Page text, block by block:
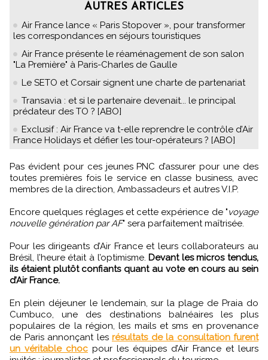
AUTRES ARTICLES
Air France lance « Paris Stopover », pour transformer
les correspondances en séjours touristiques
Air France présente le réaménagement de son salon
"La Première" à Paris-Charles de Gaulle
Le SETO et Corsair signent une charte de partenariat
Transavia : et si le partenaire devenait... le principal
prédateur des TO ? [ABO]
Exclusif : Air France va t-elle reprendre le contrôle d’Air
France Holidays et défier les tour-opérateurs ? [ABO]
Pas évident pour ces jeunes PNC d’assurer pour une des
toutes premières fois le service en classe business, avec
membres de la direction, Ambassadeurs et autres V.I.P.
Encore quelques réglages et cette expérience de "voyage
nouvelle génération par AF" sera parfaitement maîtrisée.
Pour les dirigeants d’Air France et leurs collaborateurs au
Brésil, l’heure était à l’optimisme. Devant les micros tendus,
ils étaient plutôt confiants quant au vote en cours au sein
d’Air France.
En plein déjeuner le lendemain, sur la plage de Praia do
Cumbuco, une des destinations balnéaires les plus
populaires de la région, les mails et sms en provenance
de Paris annonçant les résultats de la consultation furent
un véritable choc pour les équipes d’Air France et leurs